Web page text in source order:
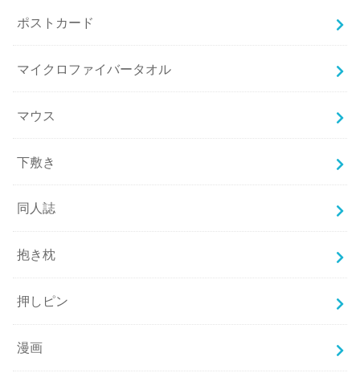
ポストカード
マイクロファイバータオル
マウス
下敷き
同人誌
抱き枕
押しピン
漫画